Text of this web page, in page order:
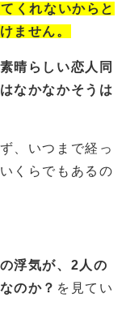
くれないからと
ません。
晴らしい恋人同
なかなかそうは
、いつまで経っ
くらでもあるの
浮気が、2人の
のか？ を見てい